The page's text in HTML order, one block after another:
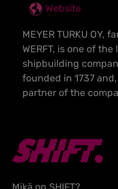
Website
MEYER TURKU OY,
WERFT, is one of
shipbuilding
founded in 1737
partner of the